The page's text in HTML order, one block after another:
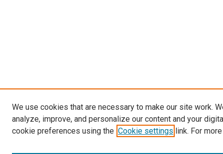
We use cookies that are necessary to make our site work.
analyze, improve, and personalize our content and your
cookie preferences using the Cookie settings link. For